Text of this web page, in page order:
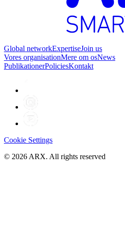
Global networkExpertiseJoin us
Vores organisationMere om osNews
PublikationerPoliciesKontakt
Cookie Settings
© 2026 ARX. All rights reserved